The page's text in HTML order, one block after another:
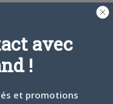
avec
!
et promotions